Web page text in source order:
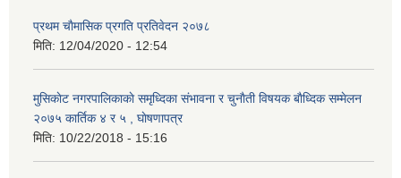
प्रथम चाैमासिक प्रगति प्रतिवेदन २०७८
मिति: 12/04/2020 - 12:54
मुसिकाेट नगरपालिकाकाे समृध्दिका संभावना र चुनाैती विषयक बाैध्दिक सम्मेलन
२०७५ कार्तिक ४ र ५ , घाेषणापत्र
मिति: 10/22/2018 - 15:16